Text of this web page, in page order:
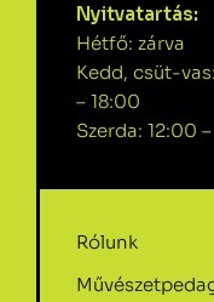
Nyitvatartás:
Hétfő: zárva
Kedd, csüt-
– 18:00
Szerda: 12:00
Rólunk